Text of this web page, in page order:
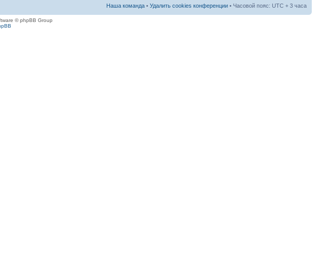
Наша команда • Удалить cookies конференции • Часовой пояс: UTC + 3 часа
© phpBB Group